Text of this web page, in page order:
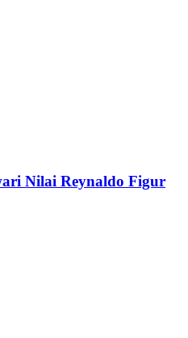
Nilai Reynaldo Figur